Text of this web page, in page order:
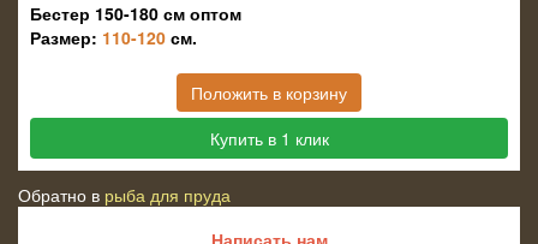
Бестер 150-180 см оптом
Размер: 110-120 см.
Положить в корзину
Купить в 1 клик
Обратно в рыба для пруда